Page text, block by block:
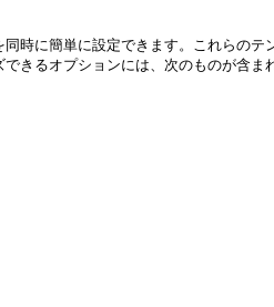
時に簡単に設定できます。これらの
きるオプションには、次のものが含ま